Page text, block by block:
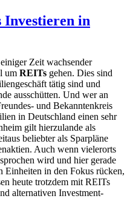
Investieren in
Zeit wachsender
um REITs gehen. Dies sind
tätig sind und
ausschütten. Und wer an
und Bekanntenkreis
in Deutschland einen sehr
gilt hierzulande als
beliebter als Sparpläne
Auch wenn vielerorts
wird und hier gerade
Einheiten in den Fokus rücken,
heute trotzdem mit REITs
alternativen Investment-